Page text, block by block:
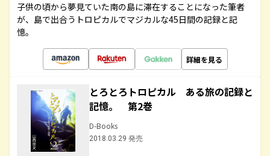
子供の頃から夢見ていた南の島に滞在することになった筆者
が、島で出合うトロピカルでマジカルな45日間の記録と記
憶。
詳細を見る
とろとろトロピカル ある旅の記録と
記憶。 第2巻
D-Books
2018.03.29 発売